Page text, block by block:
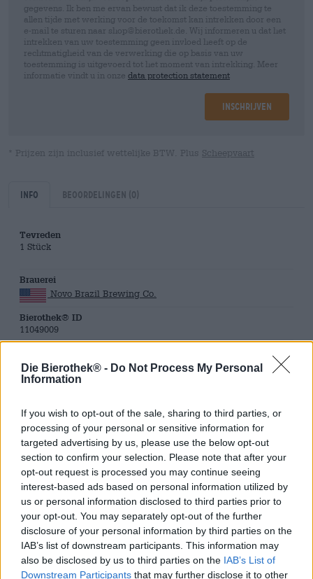
Die Bierothek® - Do Not Process My Personal
Information
If you wish to opt-out of the sale, sharing to third parties, or
processing of your personal or sensitive information for
targeted advertising by us, please use the below opt-out
section to confirm your selection. Please note that after your
opt-out request is processed you may continue seeing
interest-based ads based on personal information utilized by
us or personal information disclosed to third parties prior to
your opt-out. You may separately opt-out of the further
disclosure of your personal information by third parties on the
IAB’s list of downstream participants. This information may
also be disclosed by us to third parties on the IAB’s List of
Downstream Participants that may further disclose it to other
gegevens. Ik ben me ervan bewust dat ik deze toestemming te
allen tijde met werking voor de toekomst kan intrekken door een
e-mail te sturen naar shop@bierothek.de. Wij informeren u dat het
intrekken van uw toestemming geen invloed heeft op de
rechtmatigheid van de verwerking die op basis van uw
toestemming is uitgevoerd tot het moment van intrekking. Meer
informatie vindt u in onze data protection statement
Inschrijven
* Prijzen zijn inclusief wettelijke BTW. Plus Scheepvaart
Info Beoordelingen (0)
Tevreden
1 Stück
Brauerei
Novo Brazil Brewing Co.
Bierothek® ID
11049009
Verantwoordelijke exploitant van levensmiddelenbedrijven
(EU)
Novo Brazil Brewing Co., 901 Lane Ave #100, 91914
Bierregion
USA & Kanada
Alcoholgehalte
0 % vol
Bittere eenheid
Origineel wort
0 ° Plato